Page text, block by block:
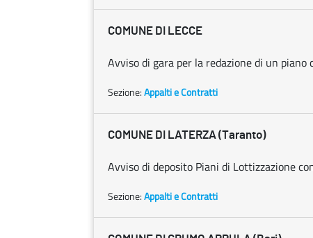
COMUNE DI LECCE
Avviso di gara per la redazione di un
Sezione:Appalti e Contratti
COMUNE DI LATERZA (Taranto)
Avviso di deposito Piani di Lottizzazione
Sezione:Appalti e Contratti